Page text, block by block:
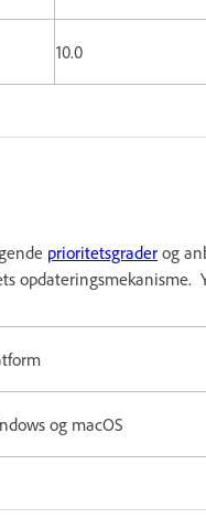
10.0
prioritetsgrader og
og macOS